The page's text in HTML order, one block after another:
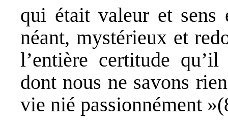
qui était valeur et sens
néant, mystérieux et
l’entière certitude
dont nous ne savons
vie nié passionnément